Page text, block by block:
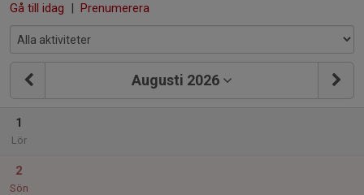
Gå till idag | Prenumerera
Augusti 2026
1
Lör
2
Sön